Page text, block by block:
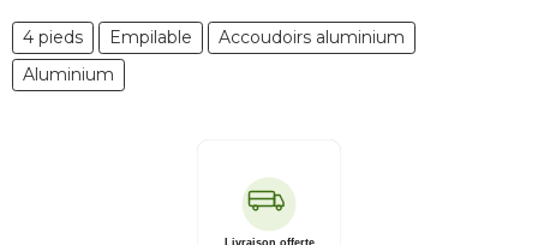
4 pieds Empilable
Accoudoirs aluminium
Aluminium